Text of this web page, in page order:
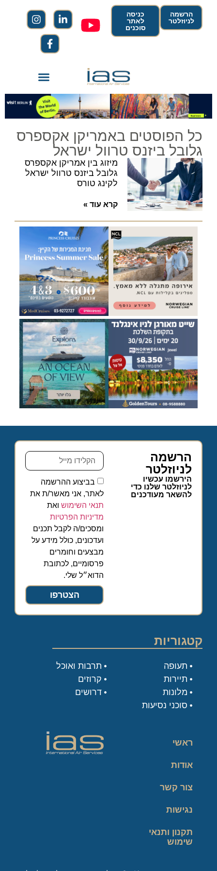
הרשמה
לניוזלטר
כניסה
לאתר
סוכנים
כל הפוסטים באמריקן אקספרס
גלובל ביזנס טרוול ישראל
מיזוג בין אמריקן אקספרס
גלובל ביזנס טרוול ישראל
לקינג טורס
קרא עוד »
הרשמה
לניוזלטר
הירשמו עכשיו
לניוזלטר שלנו כדי
להשאר מעודכנים
בביצוע ההרשמה
לאתר, אני מאשר/ת את
תנאי השימוש ואת
מדיניות הפרטיות
ומסכים/ה לקבל תכנים
ועדכונים, כולל מידע על
מבצעים וחומרים
פרסומיים, לכתובת
הדוא״ל שלי.
הצטרפו
קטגוריות
תעופה
תיירות
מלונות
סוכני נסיעות
תרבות ואוכל
קרוזים
דרושים
ראשי
אודות
צור קשר
נגישות
תקנון ותנאי
שימוש